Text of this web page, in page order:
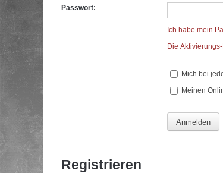
Passwort:
Ich habe mein
Die
Mich bei
Meinen
Registrieren